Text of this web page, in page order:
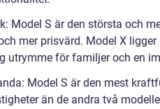
Model S är den största och
mer prisvärd. Model X
utrymme för familjer och en
Model S är den mest
än de andra två